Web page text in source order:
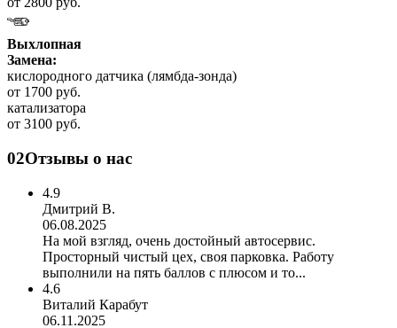
Выхлопная
Замена:
кислородного датчика (лямбда-зонда)
от 1700 руб.
катализатора
от 3100 руб.
02Отзывы о нас
4.9
Дмитрий В.
06.08.2025
На мой взгляд, очень достойный автосервис.
Просторный чистый цех, своя парковка. Работу
выполнили на пять баллов с плюсом и то...
4.6
Виталий Карабут
06.11.2025